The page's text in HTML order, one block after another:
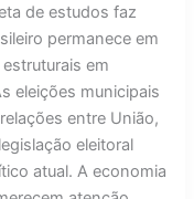
de estudos faz
permanece em
em
eleições municipais
entre União,
eleitoral
atual. A economia